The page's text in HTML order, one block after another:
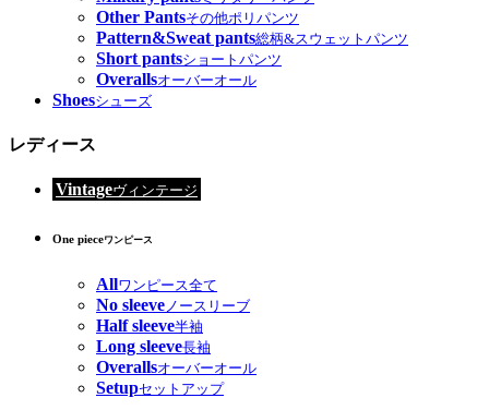
Other Pantsその他ポリパンツ
Pattern&Sweat pants総柄&スウェットパンツ
Short pantsショートパンツ
Overallsオーバーオール
Shoesシューズ
レディース
Vintageヴィンテージ
One pieceワンピース
Allワンピース全て
No sleeveノースリーブ
Half sleeve半袖
Long sleeve長袖
Overallsオーバーオール
Setupセットアップ